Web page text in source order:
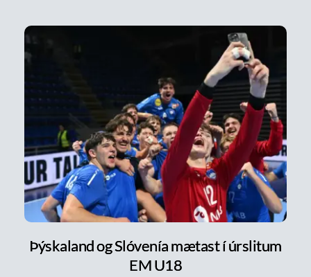
Þýskaland og Slóvenía mætast í úrslitum
EM U18